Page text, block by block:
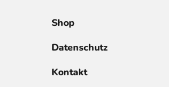
Shop
Datenschutz
Kontakt